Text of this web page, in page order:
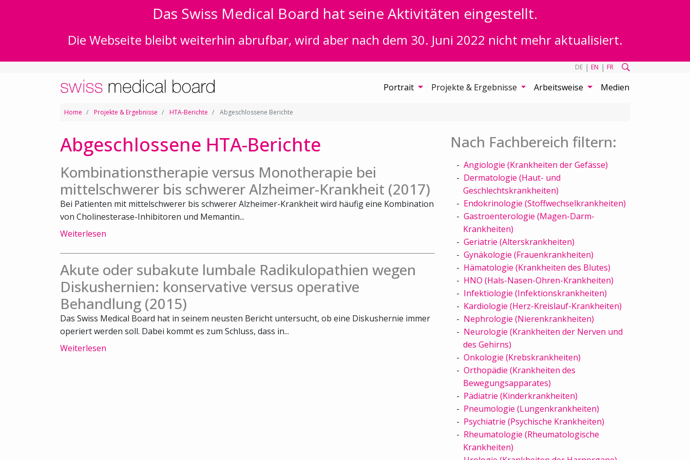
Das Swiss Medical Board hat seine Aktivitäten eingestellt.
Die Webseite bleibt weiterhin abrufbar, wird aber nach dem 30. Juni 2022 nicht mehr aktualisiert.
DE | EN | FR
Portrait Projekte & Ergebnisse Arbeitsweise Medien
Home Projekte & Ergebnisse HTA-Berichte Abgeschlossene Berichte
Abgeschlossene HTA-Berichte
Kombinationstherapie versus Monotherapie bei
mittelschwerer bis schwerer Alzheimer-Krankheit (2017)
Bei Patienten mit mittelschwerer bis schwerer Alzheimer-Krankheit wird häufig eine Kombination
von Cholinesterase-Inhibitoren und Memantin...
Weiterlesen
Akute oder subakute lumbale Radikulopathien wegen
Diskushernien: konservative versus operative
Behandlung (2015)
Das Swiss Medical Board hat in seinem neusten Bericht untersucht, ob eine Diskushernie immer
operiert werden soll. Dabei kommt es zum Schluss, dass in...
Weiterlesen
Nach Fachbereich filtern:
Angiologie (Krankheiten der Gefässe)
Dermatologie (Haut- und
Geschlechtskrankheiten)
Endokrinologie (Stoffwechselkrankheiten)
Gastroenterologie (Magen-Darm-
Krankheiten)
Geriatrie (Alterskrankheiten)
Gynäkologie (Frauenkrankheiten)
Hämatologie (Krankheiten des Blutes)
HNO (Hals-Nasen-Ohren-Krankheiten)
Infektiologie (Infektionskrankheiten)
Kardiologie (Herz-Kreislauf-Krankheiten)
Nephrologie (Nierenkrankheiten)
Neurologie (Krankheiten der Nerven und
des Gehirns)
Onkologie (Krebskrankheiten)
Orthopädie (Krankheiten des
Bewegungsapparates)
Pädiatrie (Kinderkrankheiten)
Pneumologie (Lungenkrankheiten)
Psychiatrie (Psychische Krankheiten)
Rheumatologie (Rheumatologische
Krankheiten)